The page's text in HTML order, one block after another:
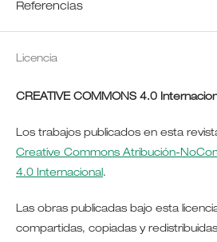
Referencias
Licencia
CREATIVE COMMONS 4.0
Los trabajos publicados en esta
Creative Commons Atribución-
4.0 Internacional.
Las obras publicadas bajo esta
compartidas, copiadas y